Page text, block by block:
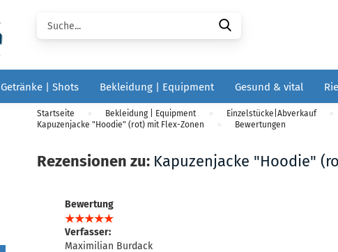
Getränke | Shots Bekleidung | Equipment Gesund & vital
Startseite » Bekleidung | Equipment » Einzelstücke|Abverkauf »
Kapuzenjacke "Hoodie" (rot) mit Flex-Zonen » Bewertungen
Rezensionen zu: Kapuzenjacke "Hoodie"
Bewertung
Verfasser:
Maximilian Burdack